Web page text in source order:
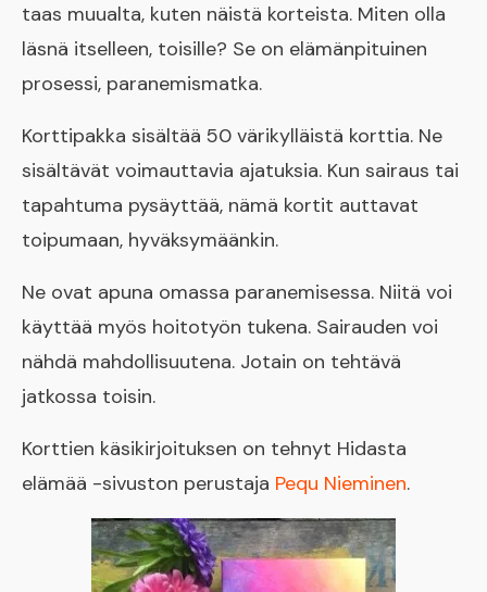
taas muualta, kuten näistä korteista. Miten olla
läsnä itselleen, toisille? Se on elämänpituinen
prosessi, paranemismatka.
Korttipakka sisältää 50 värikylläistä korttia. Ne
sisältävät voimauttavia ajatuksia. Kun sairaus tai
tapahtuma pysäyttää, nämä kortit auttavat
toipumaan, hyväksymäänkin.
Ne ovat apuna omassa paranemisessa. Niitä voi
käyttää myös hoitotyön tukena. Sairauden voi
nähdä mahdollisuutena. Jotain on tehtävä
jatkossa toisin.
Korttien käsikirjoituksen on tehnyt Hidasta
elämää -sivuston perustaja Pequ Nieminen.